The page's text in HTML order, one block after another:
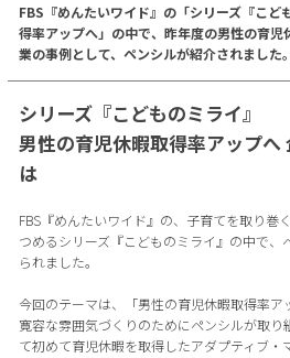
FBS『めんたいワイド』の「シリーズ『こど
得率アップへ」の中で、昨年度の男性の育
業の事例として、ペンシルが紹介されました。
シリーズ『こどものミライ』
男性の育児休暇取得率アップへ
は
FBS『めんたいワイド』の、子育てを取り巻
つめるシリーズ『こどものミライ』の中で
られました。
今回のテーマは、「男性の育児休暇取得率ア
寛容な雰囲気づくりのためにペンシルが取り
て初めて育児休暇を取得したアダプティブ・